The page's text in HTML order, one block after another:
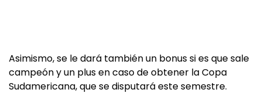
Asimismo, se le dará también un bonus si es que sale
campeón y un plus en caso de obtener la Copa
Sudamericana, que se disputará este semestre.